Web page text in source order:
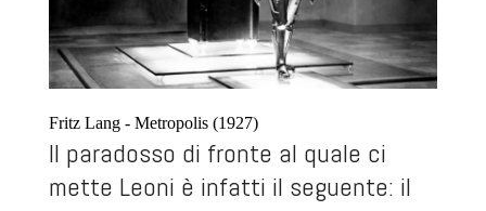
Fritz Lang - Metropolis (1927)
Il paradosso di fronte al quale ci
mette Leoni è infatti il seguente: il